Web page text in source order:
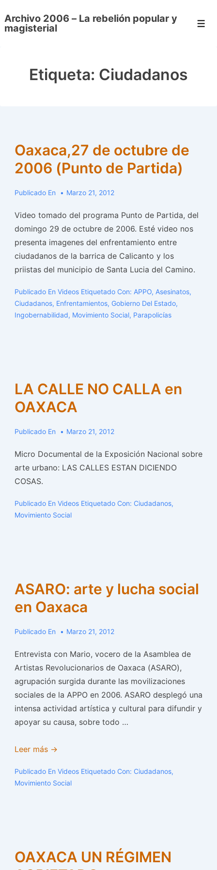
Saltar
al
Archivo 2006 – La rebelión popular y
magisterial
Etiqueta: Ciudadanos
Oaxaca,27 de octubre de
2006 (Punto de Partida)
Publicado En Marzo 21, 2012
Video tomado del programa Punto de Partida, del
domingo 29 de octubre de 2006. Esté video nos
presenta imagenes del enfrentamiento entre
ciudadanos de la barrica de Calicanto y los
priistas del municipio de Santa Lucia del Camino.
Publicado En Videos Etiquetado Con: APPO, Asesinatos,
Ciudadanos, Enfrentamientos, Gobierno Del Estado,
Ingobernabilidad, Movimiento Social, Parapolicías
LA CALLE NO CALLA en
OAXACA
Publicado En Marzo 21, 2012
Micro Documental de la Exposición Nacional sobre
arte urbano: LAS CALLES ESTAN DICIENDO
COSAS.
Publicado En Videos Etiquetado Con: Ciudadanos,
Movimiento Social
ASARO: arte y lucha social
en Oaxaca
Publicado En Marzo 21, 2012
Entrevista con Mario, vocero de la Asamblea de
Artistas Revolucionarios de Oaxaca (ASARO),
agrupación surgida durante las movilizaciones
sociales de la APPO en 2006. ASARO desplegó una
intensa actividad artística y cultural para difundir y
apoyar su causa, sobre todo …
ASARO:
y
Leer más →
Publicado En Videos Etiquetado Con: Ciudadanos,
Movimiento Social
OAXACA UN RÉGIMEN